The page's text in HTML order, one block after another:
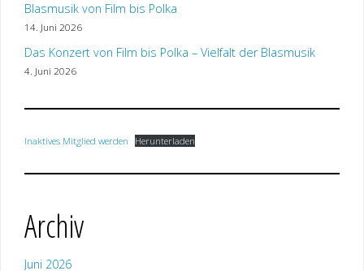
Blasmusik von Film bis Polka
14. Juni 2026
Das Konzert von Film bis Polka – Vielfalt der Blasmusik
4. Juni 2026
Inaktives Mitglied werden Herunterladen
Archiv
Juni 2026